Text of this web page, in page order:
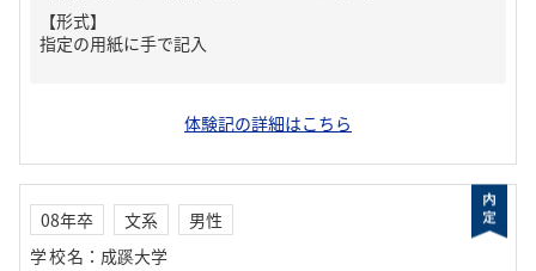
【形式】
指定の用紙に手で記入
体験記の詳細はこちら
08年卒 文系
男性
学校名 ： 成蹊大学